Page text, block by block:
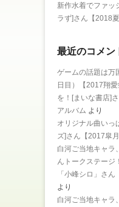
新作水着でファッ
ラず]さん【2018夏
最近のコメン
ゲームの話題は万
日目）【2017翔愛
を！[まいな書店]
アルバム より
オリジナル曲いっ
ズ]さん【2017皐月
白河ご当地キャラ
んトークステージ！
「小峰シロ」さ
より
白河ご当地キャラ